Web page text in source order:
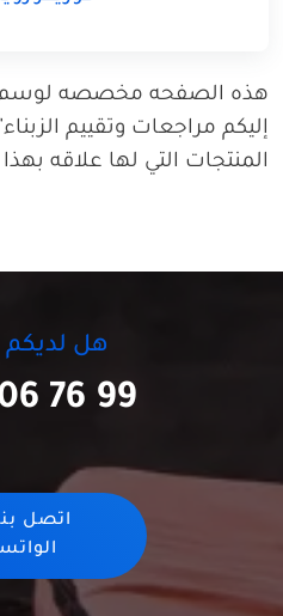
هذه الصفحه مخصصه لوسم
إليكم مراجعات وتقييم
المنتجات التي لها علاقه
هل لديكم
76 99
اتصل